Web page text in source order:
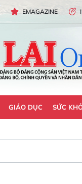
EMAGAZINE
GIÁO DỤC SỨC